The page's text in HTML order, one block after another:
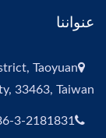
عنواننا
Taoyuan
33463, Taiwan
3-2181831